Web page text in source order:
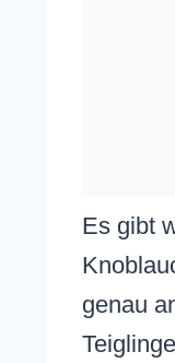
Es gibt
genau